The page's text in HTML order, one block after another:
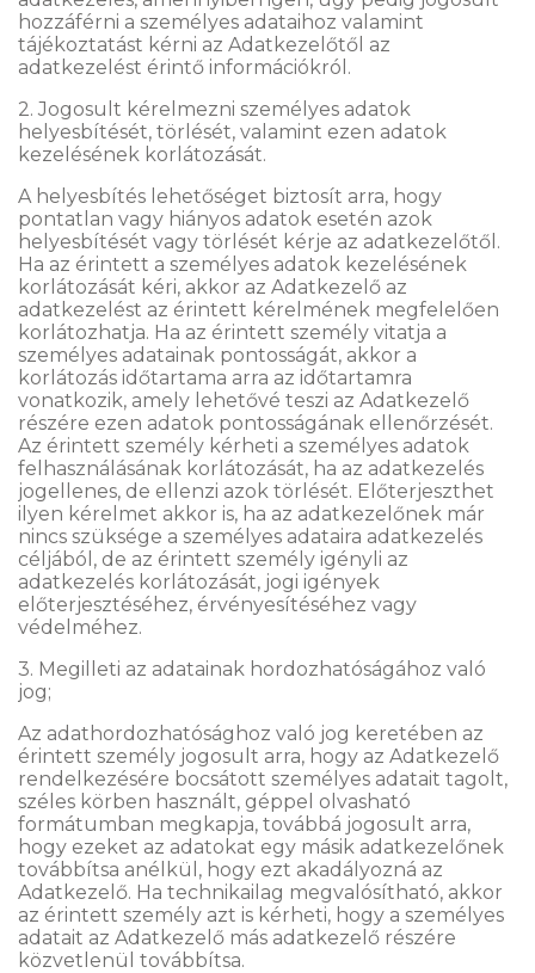
hozzáférni a személyes adataihoz valamint
tájékoztatást kérni az Adatkezelőtől az
adatkezelést érintő információkról.
2. Jogosult kérelmezni személyes adatok
helyesbítését, törlését, valamint ezen adatok
kezelésének korlátozását.
A helyesbítés lehetőséget biztosít arra, hogy
pontatlan vagy hiányos adatok esetén azok
helyesbítését vagy törlését kérje az adatkezelőtől.
Ha az érintett a személyes adatok kezelésének
korlátozását kéri, akkor az Adatkezelő az
adatkezelést az érintett kérelmének megfelelően
korlátozhatja. Ha az érintett személy vitatja a
személyes adatainak pontosságát, akkor a
korlátozás időtartama arra az időtartamra
vonatkozik, amely lehetővé teszi az Adatkezelő
részére ezen adatok pontosságának ellenőrzését.
Az érintett személy kérheti a személyes adatok
felhasználásának korlátozását, ha az adatkezelés
jogellenes, de ellenzi azok törlését. Előterjeszthet
ilyen kérelmet akkor is, ha az adatkezelőnek már
nincs szüksége a személyes adataira adatkezelés
céljából, de az érintett személy igényli az
adatkezelés korlátozását, jogi igények
előterjesztéséhez, érvényesítéséhez vagy
védelméhez.
3. Megilleti az adatainak hordozhatóságához való
jog;
Az adathordozhatósághoz való jog keretében az
érintett személy jogosult arra, hogy az Adatkezelő
rendelkezésére bocsátott személyes adatait tagolt,
széles körben használt, géppel olvasható
formátumban megkapja, továbbá jogosult arra,
hogy ezeket az adatokat egy másik adatkezelőnek
továbbítsa anélkül, hogy ezt akadályozná az
Adatkezelő. Ha technikailag megvalósítható, akkor
az érintett személy azt is kérheti, hogy a személyes
adatait az Adatkezelő más adatkezelő részére
közvetlenül továbbítsa.